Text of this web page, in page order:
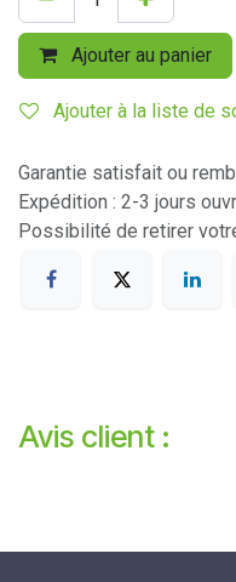
Ajouter au panier
Ajouter à la liste de
Garantie satisfait ou
Expédition : 2-3 jours
Possibilité de retirer
Avis client :